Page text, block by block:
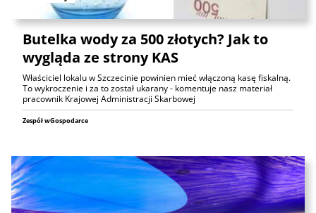
Butelka wody za 500 złotych? Jak to
wygląda ze strony KAS
Właściciel lokalu w Szczecinie powinien mieć włączoną kasę fiskalną.
To wykroczenie i za to został ukarany - komentuje nasz materiał
pracownik Krajowej Administracji Skarbowej
Zespół wGospodarce